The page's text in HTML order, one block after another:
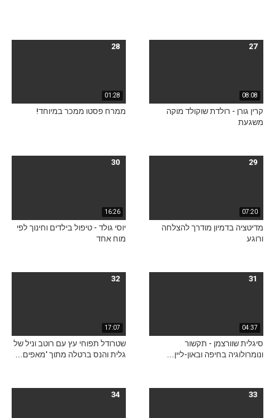
08:08
27
קרין גורן - רולדת שוקולד מוקה
משגעת
01:28
28
ממרח פסטו ממכר במיוחד!
07:20
29
מדיטציה בדמיון מודרך להצלחה
ורוגע
16:26
30
יוסי גולד - טיפול בילדים וחינוך לפי
מוח אחד
04:37
31
סיגלית שוורצמן - תקשור
ונומרולוגיה בחיפה ובאון-ליין...
17:07
32
שטרודל תפוחי עץ עם רוטב וניל של
גלית והנס ברטלה מתוך 'מאפים...
33
34